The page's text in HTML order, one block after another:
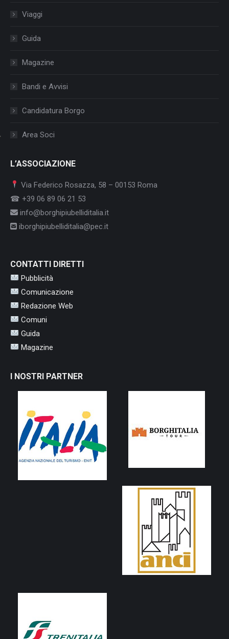
Viaggi
Guida
Magazine
Bandi e Avvisi
Candidatura Borgo
Area Soci
L’ASSOCIAZIONE
Via Federico Rosazza, 58 – 00153 Roma
☎ +39 06 89 06 21 53
info@borghipiubelliditalia.it
iborghipiubelliditalia@pec.it
CONTATTI DIRETTI
Pubblicità
Comunicazione
Redazione Web
Comuni
Guida
Magazine
I NOSTRI PARTNER